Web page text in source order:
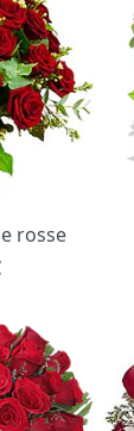
rosse